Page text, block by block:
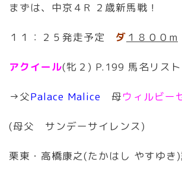
まずは、中京４R ２歳新馬戦！
１１：２５発走予定 ダ １８００m
アクイール(牝２) P.199 馬名リスト
→父Palace Malice 母ウィルビー
(母父 サンデーサイレンス)
栗東・高橋康之(たかはし やすゆき